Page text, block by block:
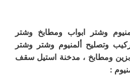
وشتر ابواب ومطابخ وشتر
وتصليح ألمنيوم وشتر وشتر
ومطابخ ، مدخنة استيل سقف
: